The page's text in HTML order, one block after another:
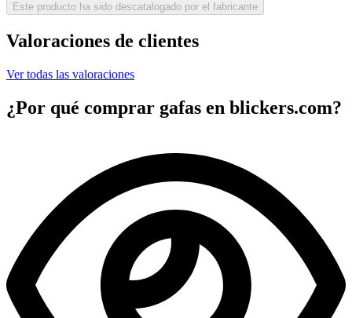
Este producto ha sido descatalogado por el fabricante
Valoraciones de clientes
Ver todas las valoraciones
¿Por qué comprar gafas en blickers.com?